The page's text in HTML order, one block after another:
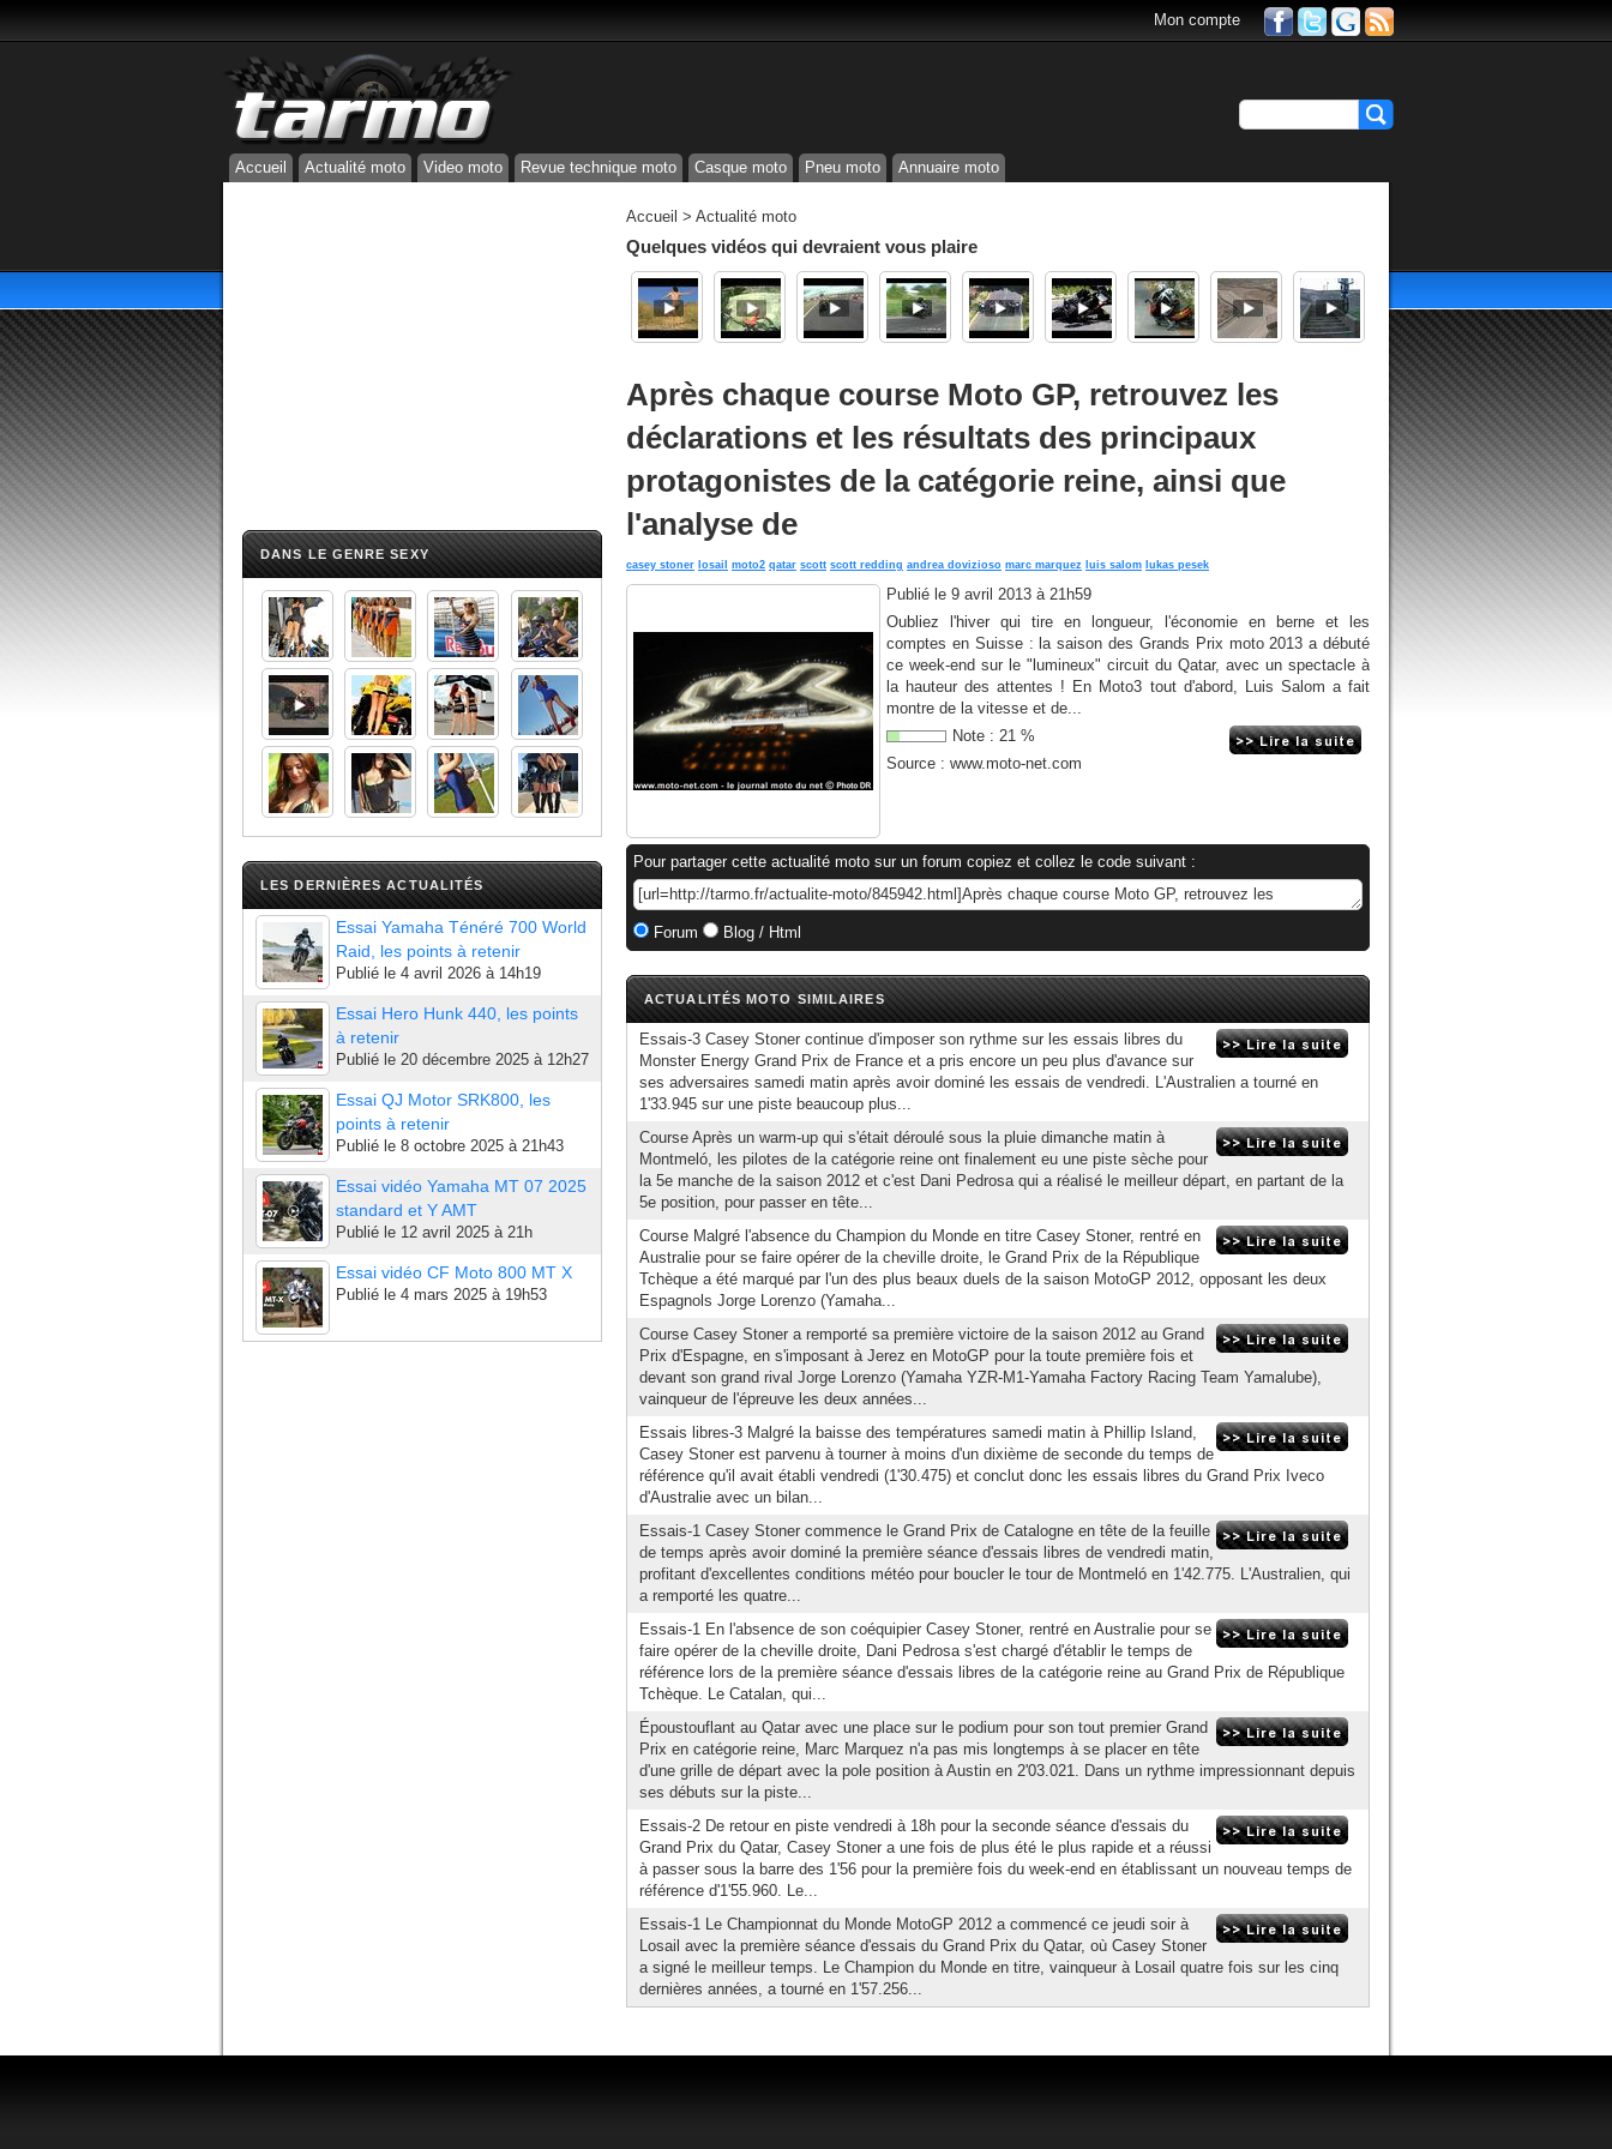
Mon compte
Accueil Actualité moto Video moto Revue technique moto Casque moto Pneu moto Annuaire moto
DANS LE GENRE SEXY
LES DERNIÈRES ACTUALITÉS
Essai Yamaha Ténéré 700 World
Raid, les points à retenir
Publié le 4 avril 2026 à 14h19
Essai Hero Hunk 440, les points
à retenir
Publié le 20 décembre 2025 à 12h27
Essai QJ Motor SRK800, les
points à retenir
Publié le 8 octobre 2025 à 21h43
Essai vidéo Yamaha MT 07 2025
standard et Y AMT
Publié le 12 avril 2025 à 21h
Essai vidéo CF Moto 800 MT X
Publié le 4 mars 2025 à 19h53
Accueil > Actualité moto
Quelques vidéos qui devraient vous plaire
Après chaque course Moto GP, retrouvez les
déclarations et les résultats des principaux
protagonistes de la catégorie reine, ainsi que
l'analyse de
casey stoner losail moto2 qatar scott scott redding andrea dovizioso marc marquez luis salom lukas pesek
Publié le 9 avril 2013 à 21h59
Oubliez l'hiver qui tire en longueur, l'économie en berne et les
comptes en Suisse : la saison des Grands Prix moto 2013 a débuté
ce week-end sur le "lumineux" circuit du Qatar, avec un spectacle à
la hauteur des attentes ! En Moto3 tout d'abord, Luis Salom a fait
montre de la vitesse et de...
Note : 21 %
Source : www.moto-net.com
Pour partager cette actualité moto sur un forum copiez et collez le code suivant :
Forum Blog / Html
ACTUALITÉS MOTO SIMILAIRES
Essais-3 Casey Stoner continue d'imposer son rythme sur les essais libres du
Monster Energy Grand Prix de France et a pris encore un peu plus d'avance sur
ses adversaires samedi matin après avoir dominé les essais de vendredi. L'Australien a tourné en
1'33.945 sur une piste beaucoup plus...
Course Après un warm-up qui s'était déroulé sous la pluie dimanche matin à
Montmeló, les pilotes de la catégorie reine ont finalement eu une piste sèche pour
la 5e manche de la saison 2012 et c'est Dani Pedrosa qui a réalisé le meilleur départ, en partant de la
5e position, pour passer en tête...
Course Malgré l'absence du Champion du Monde en titre Casey Stoner, rentré en
Australie pour se faire opérer de la cheville droite, le Grand Prix de la République
Tchèque a été marqué par l'un des plus beaux duels de la saison MotoGP 2012, opposant les deux
Espagnols Jorge Lorenzo (Yamaha...
Course Casey Stoner a remporté sa première victoire de la saison 2012 au Grand
Prix d'Espagne, en s'imposant à Jerez en MotoGP pour la toute première fois et
devant son grand rival Jorge Lorenzo (Yamaha YZR-M1-Yamaha Factory Racing Team Yamalube),
vainqueur de l'épreuve les deux années...
Essais libres-3 Malgré la baisse des températures samedi matin à Phillip Island,
Casey Stoner est parvenu à tourner à moins d'un dixième de seconde du temps de
référence qu'il avait établi vendredi (1'30.475) et conclut donc les essais libres du Grand Prix Iveco
d'Australie avec un bilan...
Essais-1 Casey Stoner commence le Grand Prix de Catalogne en tête de la feuille
de temps après avoir dominé la première séance d'essais libres de vendredi matin,
profitant d'excellentes conditions météo pour boucler le tour de Montmeló en 1'42.775. L'Australien, qui
a remporté les quatre...
Essais-1 En l'absence de son coéquipier Casey Stoner, rentré en Australie pour se
faire opérer de la cheville droite, Dani Pedrosa s'est chargé d'établir le temps de
référence lors de la première séance d'essais libres de la catégorie reine au Grand Prix de République
Tchèque. Le Catalan, qui...
Époustouflant au Qatar avec une place sur le podium pour son tout premier Grand
Prix en catégorie reine, Marc Marquez n'a pas mis longtemps à se placer en tête
d'une grille de départ avec la pole position à Austin en 2'03.021. Dans un rythme impressionnant depuis
ses débuts sur la piste...
Essais-2 De retour en piste vendredi à 18h pour la seconde séance d'essais du
Grand Prix du Qatar, Casey Stoner a une fois de plus été le plus rapide et a réussi
à passer sous la barre des 1'56 pour la première fois du week-end en établissant un nouveau temps de
référence d'1'55.960. Le...
Essais-1 Le Championnat du Monde MotoGP 2012 a commencé ce jeudi soir à
Losail avec la première séance d'essais du Grand Prix du Qatar, où Casey Stoner
a signé le meilleur temps. Le Champion du Monde en titre, vainqueur à Losail quatre fois sur les cinq
dernières années, a tourné en 1'57.256...